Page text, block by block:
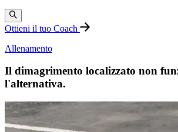
Ottieni il tuo Coach
Allenamento
Il dimagrimento localizzato non
l'alternativa.